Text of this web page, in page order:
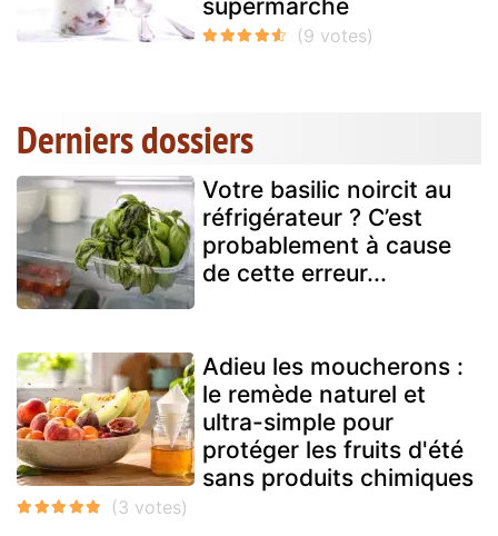
supermarché
Derniers dossiers
Votre basilic noircit au
réfrigérateur ? C’est
probablement à cause
de cette erreur...
Adieu les moucherons :
le remède naturel et
ultra-simple pour
protéger les fruits d'été
sans produits chimiques